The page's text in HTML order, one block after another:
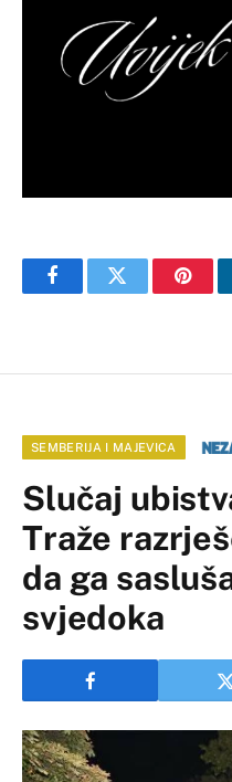
FacebookTwitter
SEMBERIJA I MAJEVICA
Slučaj
Traže
da ga
svjedoka